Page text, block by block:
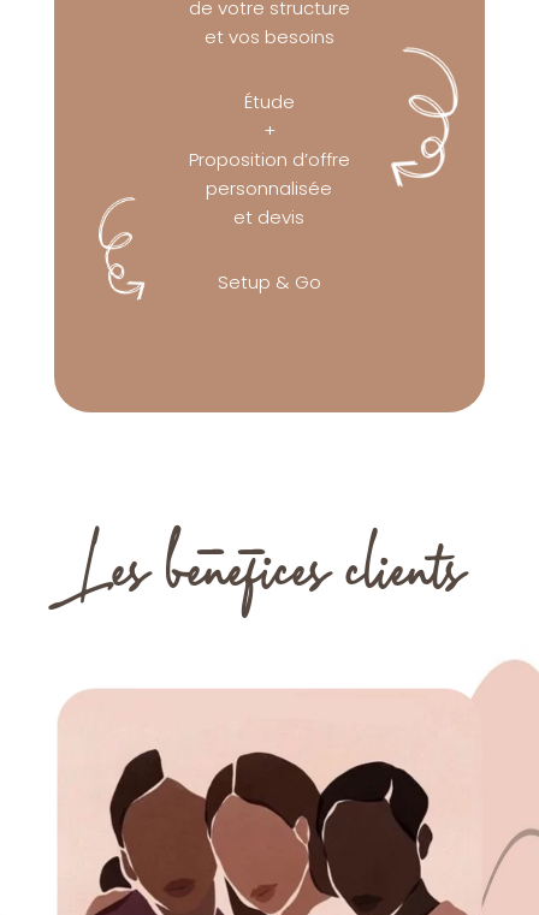
de votre structure
et vos besoins
Étude
+
Proposition d’offre
personnalisée
et devis
Setup & Go
Les benefices clients